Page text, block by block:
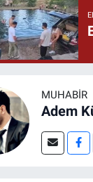
MUHABIR
Adem